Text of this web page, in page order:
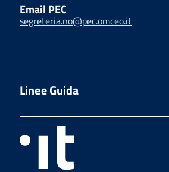
Email PEC
segreteria.no@pec.omceo.it
Linee Guida